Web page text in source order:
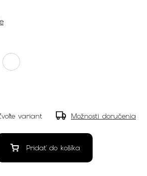
variant Možnosti doručenia
Pridať do košíka